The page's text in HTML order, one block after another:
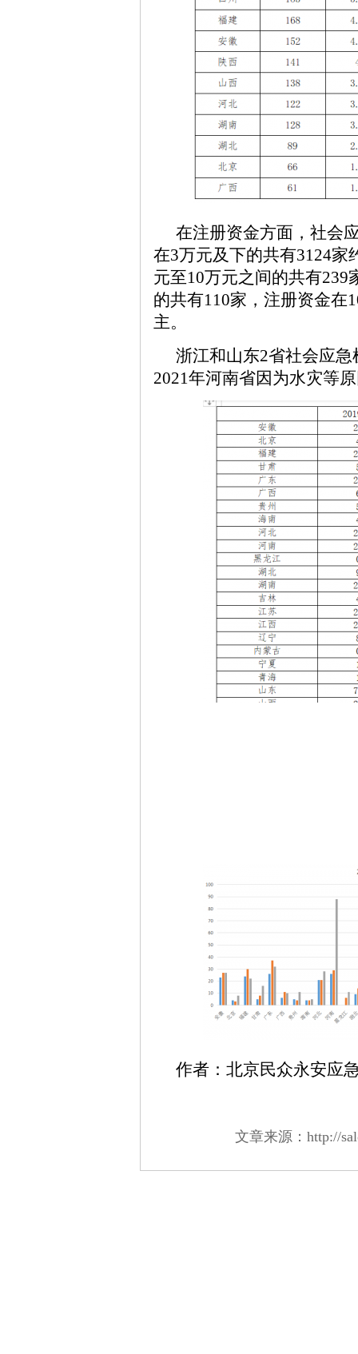
在注册资金方面，社会
在3万元及下的共有3124家
元至10万元之间的共有239
的共有110家，注册资金在
主。
浙江和山东2省社会应
2021年河南省因为水灾等
作者： 北京民众永安应
文章来源：http://